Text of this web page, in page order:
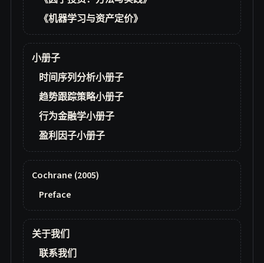
《机器学习与资产定价》
小册子
时间序列分析小册子
趋势跟踪策略小册子
行为金融学小册子
盈利因子小册子
Cochrane (2005)
Preface
关于我们
联系我们